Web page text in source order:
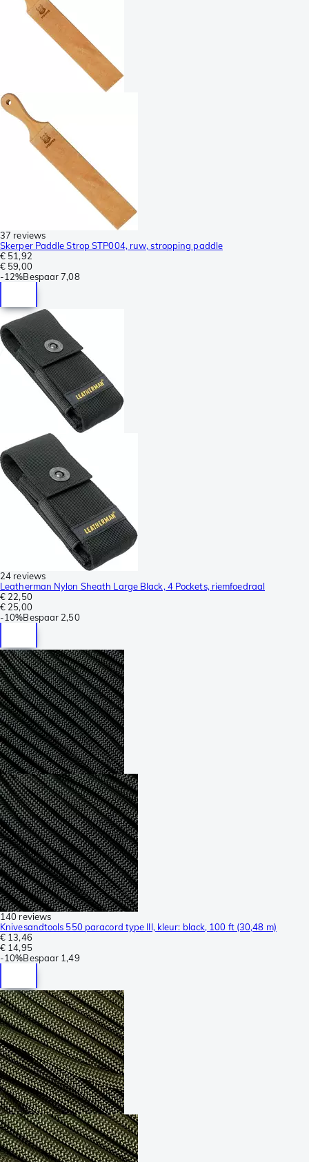
37 reviews
Skerper Paddle Strop STP004, ruw, stropping paddle
€ 51,92
€ 59,00
-12%Bespaar 7,08
24 reviews
Leatherman Nylon Sheath Large Black, 4 Pockets, riemfoedraal
€ 22,50
€ 25,00
-10%Bespaar 2,50
140 reviews
Knivesandtools 550 paracord type III, kleur: black, 100 ft (30,48 m)
€ 13,46
€ 14,95
-10%Bespaar 1,49